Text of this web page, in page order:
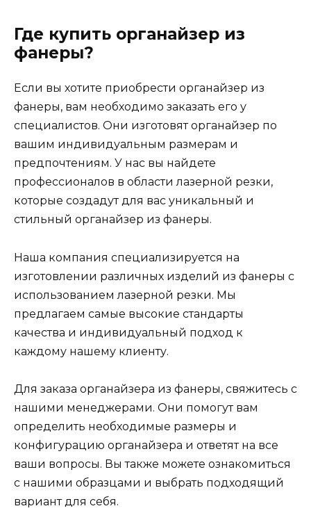
Где купить органайзер из
фанеры?
Если вы хотите приобрести органайзер из
фанеры, вам необходимо заказать его у
специалистов. Они изготовят органайзер по
вашим индивидуальным размерам и
предпочтениям. У нас вы найдете
профессионалов в области лазерной резки,
которые создадут для вас уникальный и
стильный органайзер из фанеры.
Наша компания специализируется на
изготовлении различных изделий из фанеры с
использованием лазерной резки. Мы
предлагаем самые высокие стандарты
качества и индивидуальный подход к
каждому нашему клиенту.
Для заказа органайзера из фанеры, свяжитесь с
нашими менеджерами. Они помогут вам
определить необходимые размеры и
конфигурацию органайзера и ответят на все
ваши вопросы. Вы также можете ознакомиться
с нашими образцами и выбрать подходящий
вариант для себя.